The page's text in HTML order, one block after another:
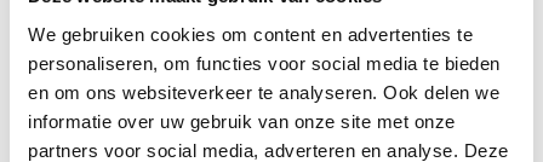
We gebruiken cookies om content en advertenties te
personaliseren, om functies voor social media te bieden
en om ons websiteverkeer te analyseren. Ook delen we
informatie over uw gebruik van onze site met onze
partners voor social media, adverteren en analyse. Deze
Herfsttinten in de Voorkempen -
Wandelen voor Veerkracht - Walk 2
Gether-tocht